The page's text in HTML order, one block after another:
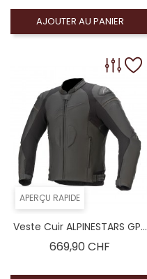
AJOUTER AU PANIER
APERÇU RAPIDE
Veste Cuir ALPINESTARS GP...
669,90 CHF